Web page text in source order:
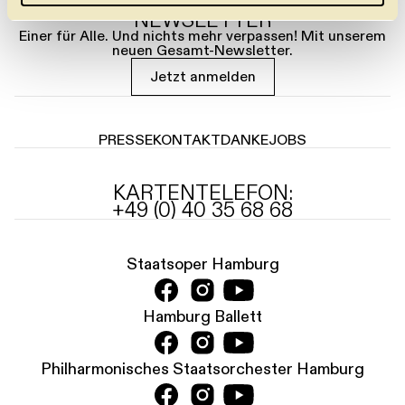
l
NEWSLETTER
Einer für Alle. Und nichts mehr verpassen! Mit unserem
neuen Gesamt-Newsletter.
Jetzt anmelden
PRESSEKONTAKTDANKEJOBS
KARTENTELEFON:
+49 (0) 40 35 68 68
Staatsoper Hamburg
Hamburg Ballett
Philharmonisches Staatsorchester Hamburg